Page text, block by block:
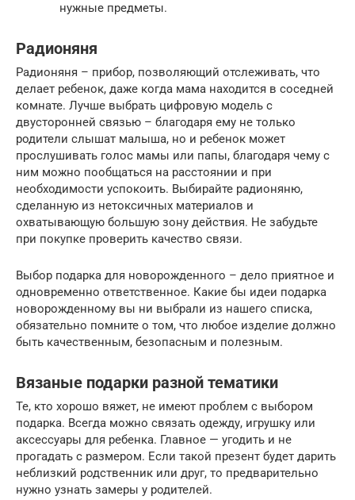
нужные предметы.
Радионяня
Радионяня – прибор, позволяющий отслеживать, что
делает ребенок, даже когда мама находится в соседней
комнате. Лучше выбрать цифровую модель с
двусторонней связью – благодаря ему не только
родители слышат малыша, но и ребенок может
прослушивать голос мамы или папы, благодаря чему с
ним можно пообщаться на расстоянии и при
необходимости успокоить. Выбирайте радионяню,
сделанную из нетоксичных материалов и
охватывающую большую зону действия. Не забудьте
при покупке проверить качество связи.
Выбор подарка для новорожденного – дело приятное и
одновременно ответственное. Какие бы идеи подарка
новорожденному вы ни выбрали из нашего списка,
обязательно помните о том, что любое изделие должно
быть качественным, безопасным и полезным.
Вязаные подарки разной тематики
Те, кто хорошо вяжет, не имеют проблем с выбором
подарка. Всегда можно связать одежду, игрушку или
аксессуары для ребенка. Главное — угодить и не
прогадать с размером. Если такой презент будет дарить
неблизкий родственник или друг, то предварительно
нужно узнать замеры у родителей.